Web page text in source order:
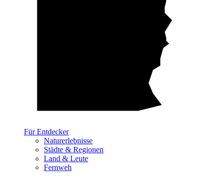
Für Entdecker
Naturerlebnisse
Städte & Regionen
Land & Leute
Fernweh